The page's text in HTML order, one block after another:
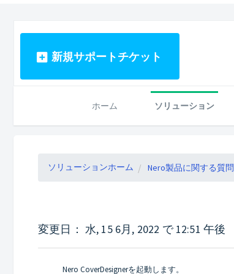
新規サポートチケット
ホーム ソリューション
ソリューションホーム Nero製品に関する質問
変更日： 水, 15 6月, 2022 で 12:51 午後
Nero CoverDesignerを起動します。